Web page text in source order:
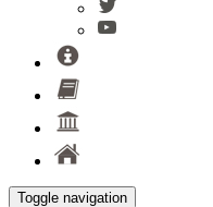
Toggle navigation